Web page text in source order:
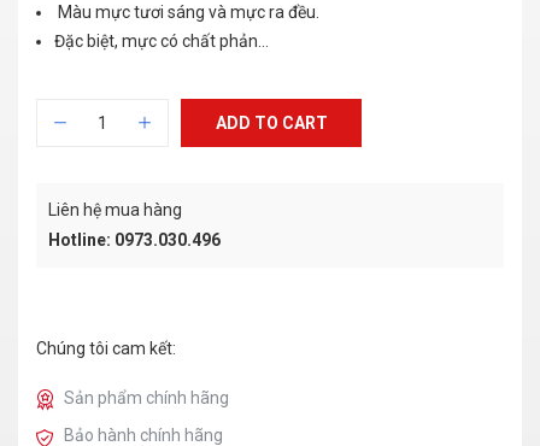
Màu mực tươi sáng và mực ra đều.
Đặc biệt, mực có chất phản…
ADD TO CART
Liên hệ mua hàng
Hotline: 0973.030.496
Chúng tôi cam kết:
Sản phẩm chính hãng
Bảo hành chính hãng